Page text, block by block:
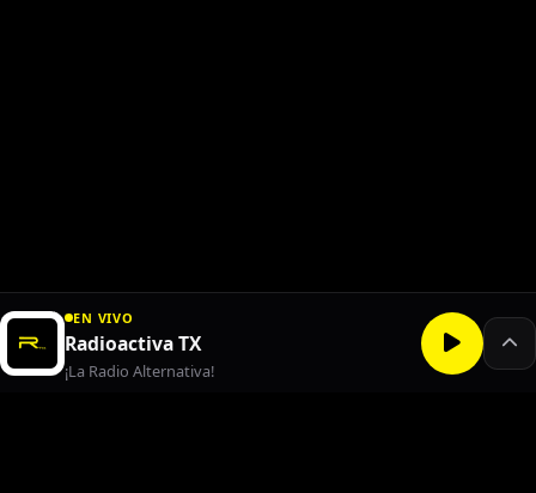
EN VIVO
Radioactiva TX
¡La Radio Alternativa!